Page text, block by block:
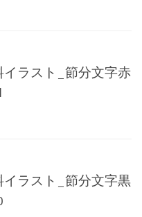
ラスト_節分文字赤
ラスト_節分文字黒